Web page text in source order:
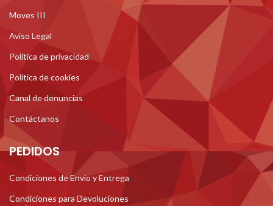
Moves III
Aviso Legal
Politica de privacidad
Politica de cookies
Canal de denuncias
Contáctanos
PEDIDOS
Condiciones de Envío y Entrega
Condiciones para Devoluciones